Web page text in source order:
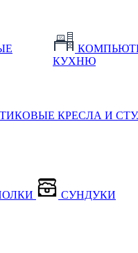
КУХНЮ
КРЕСЛА И
СУНДУКИ